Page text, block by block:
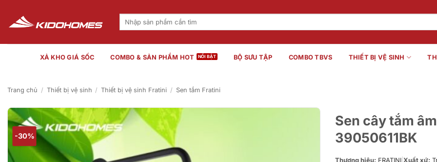
nội
dung
Tìm
XẢ KHO GIÁ SỐC COMBO & SẢN PHẨM HOT BỘ SƯU TẬP COMBO TBVS THIẾT BỊ VỆ SINH
Trang chủ / Thiết bị vệ sinh / Thiết bị vệ sinh Fratini / Sen tắm Fratini
-30%
Sen cây tắm
39050611BK
Thương hiệu: FRATINI Xuất xứ: